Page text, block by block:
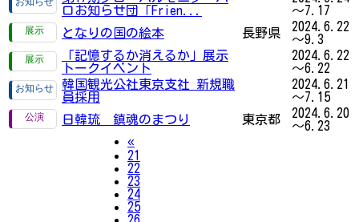
ロお知らせ団「Frien...
～7.17
となりの国の絵本
長野県
2024.6.22
～9.3
「記憶するか消えるか」展示
トークイベント
2024.6.22
～6.22
韓国観光公社東京支社 新規職
員採用
2024.6.21
～7.15
日韓琉 鎮魂のまつり
東京都
2024.6.20
～6.23
«Previous
21
22
23
24
25